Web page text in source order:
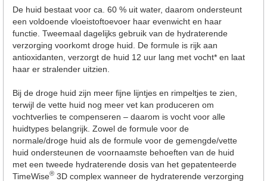
De huid bestaat voor ca. 60 % uit water, daarom ondersteunt
een voldoende vloeistoftoevoer haar evenwicht en haar
functie. Tweemaal dagelijks gebruik van de hydraterende
verzorging voorkomt droge huid. De formule is rijk aan
antioxidanten, verzorgt de huid 12 uur lang met vocht* en laat
haar er stralender uitzien.
Bij de droge huid zijn meer fijne lijntjes en rimpeltjes te zien,
terwijl de vette huid nog meer vet kan produceren om
vochtverlies te compenseren – daarom is vocht voor alle
huidtypes belangrijk. Zowel de formule voor de
normale/droge huid als de formule voor de gemengde/vette
huid ondersteunen de voornaamste behoeften van de huid
met een tweede hydraterende dosis van het gepatenteerde
TimeWise® 3D complex wanneer de hydraterende verzorging